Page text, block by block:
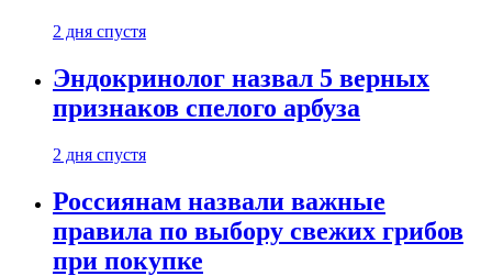
2 дня спустя
Эндокринолог назвал 5 верных
признаков спелого арбуза
2 дня спустя
Россиянам назвали важные
правила по выбору свежих грибов
при покупке